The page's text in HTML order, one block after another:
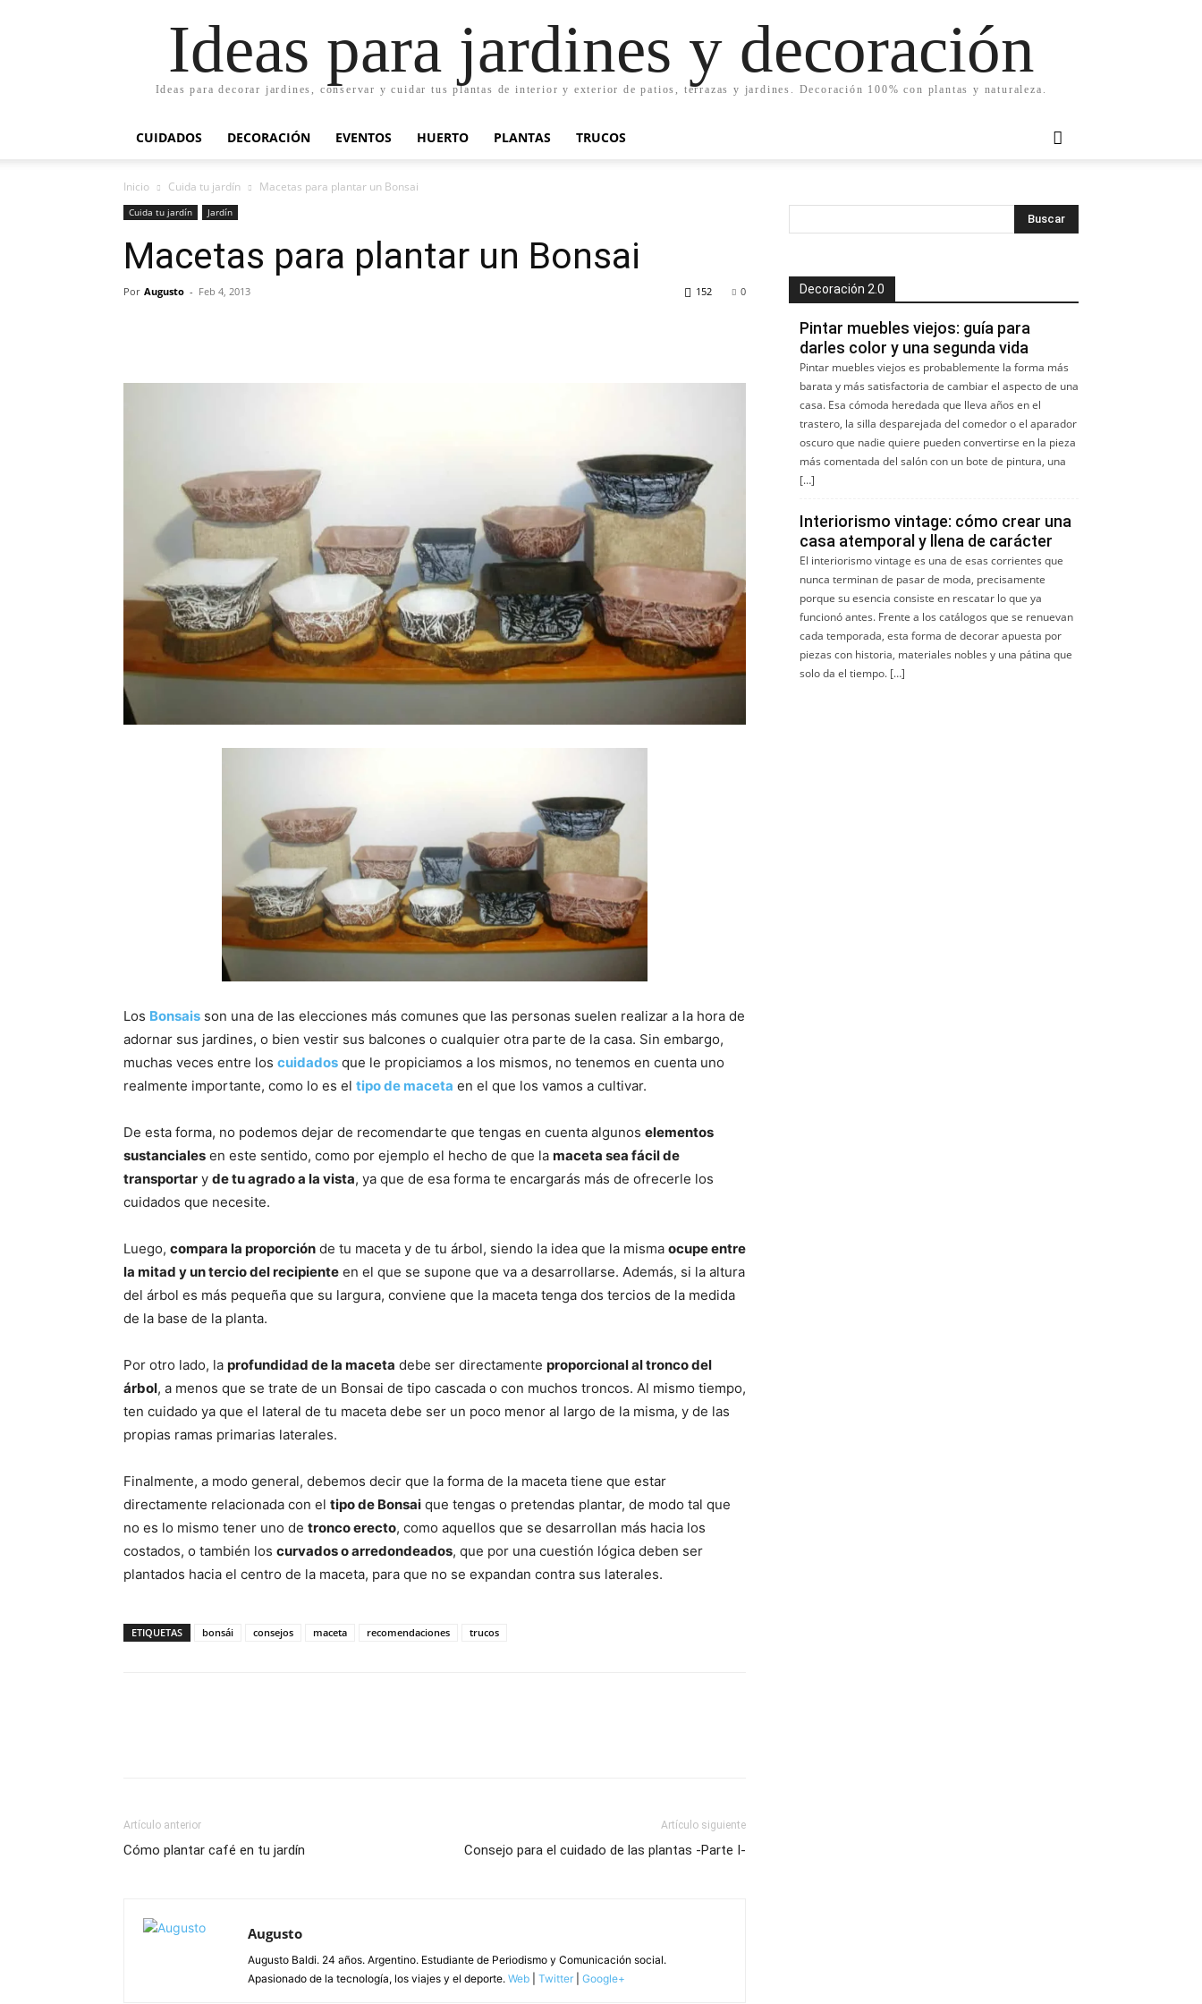
Ideas para jardines y decoración
Ideas para decorar jardines, conservar y cuidar tus plantas de interior y exterior de patios, terrazas y jardines. Decoración 100% con plantas y naturaleza.
CUIDADOS DECORACIÓN EVENTOS HUERTO PLANTAS TRUCOS
Inicio Cuida tu jardín Macetas para plantar un Bonsai
Cuida tu jardín Jardín
Macetas para plantar un Bonsai
Por Augusto - Feb 4, 2013 0
152
Los Bonsais son una de las elecciones más comunes que las personas suelen realizar a la hora de
adornar sus jardines, o bien vestir sus balcones o cualquier otra parte de la casa. Sin embargo,
muchas veces entre los cuidados que le propiciamos a los mismos, no tenemos en cuenta uno
realmente importante, como lo es el tipo de maceta en el que los vamos a cultivar.
De esta forma, no podemos dejar de recomendarte que tengas en cuenta algunos elementos
sustanciales en este sentido, como por ejemplo el hecho de que la maceta sea fácil de
transportar y de tu agrado a la vista, ya que de esa forma te encargarás más de ofrecerle los
cuidados que necesite.
Luego, compara la proporción de tu maceta y de tu árbol, siendo la idea que la misma ocupe entre
la mitad y un tercio del recipiente en el que se supone que va a desarrollarse. Además, si la altura
del árbol es más pequeña que su largura, conviene que la maceta tenga dos tercios de la medida
de la base de la planta.
Por otro lado, la profundidad de la maceta debe ser directamente proporcional al tronco del
árbol, a menos que se trate de un Bonsai de tipo cascada o con muchos troncos. Al mismo tiempo,
ten cuidado ya que el lateral de tu maceta debe ser un poco menor al largo de la misma, y de las
propias ramas primarias laterales.
Finalmente, a modo general, debemos decir que la forma de la maceta tiene que estar
directamente relacionada con el tipo de Bonsai que tengas o pretendas plantar, de modo tal que
no es lo mismo tener uno de tronco erecto, como aquellos que se desarrollan más hacia los
costados, o también los curvados o arredondeados, que por una cuestión lógica deben ser
plantados hacia el centro de la maceta, para que no se expandan contra sus laterales.
ETIQUETAS bonsái consejos maceta recomendaciones trucos
Artículo anterior
Cómo plantar café en tu jardín
Artículo siguiente
Consejo para el cuidado de las plantas -Parte I-
Augusto
Augusto Baldi. 24 años. Argentino. Estudiante de Periodismo y Comunicación social.
Apasionado de la tecnología, los viajes y el deporte. Web Twitter Google+
Decoración 2.0
Pintar muebles viejos: guía para
darles color y una segunda vida
Pintar muebles viejos es probablemente la forma más
barata y más satisfactoria de cambiar el aspecto de una
casa. Esa cómoda heredada que lleva años en el
trastero, la silla desparejada del comedor o el aparador
oscuro que nadie quiere pueden convertirse en la pieza
más comentada del salón con un bote de pintura, una
[…]
Interiorismo vintage: cómo crear una
casa atemporal y llena de carácter
El interiorismo vintage es una de esas corrientes que
nunca terminan de pasar de moda, precisamente
porque su esencia consiste en rescatar lo que ya
funcionó antes. Frente a los catálogos que se renuevan
cada temporada, esta forma de decorar apuesta por
piezas con historia, materiales nobles y una pátina que
solo da el tiempo. […]